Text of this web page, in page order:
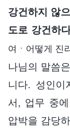
강건하지 않
도로 강건하
여ㆍ어떻게 진
나님의 말씀
니다. 성인이
서, 업무 중
압박을 감당